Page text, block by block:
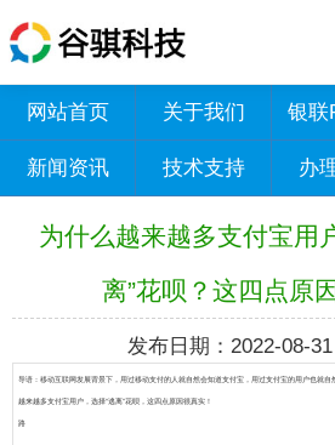
网站首页 关于我们 银联
新闻资讯 技术支持 办
为什么越来越多支付宝用
离”花呗？这四点原
发布日期：2022-08-
导语：移动互联网发展背景下，用过移动支付的人就自然会知道支付宝，用过支付宝的用户也就自
越来越多支付宝用户，选择“逃离”花呗，这四点原因很真实！
路